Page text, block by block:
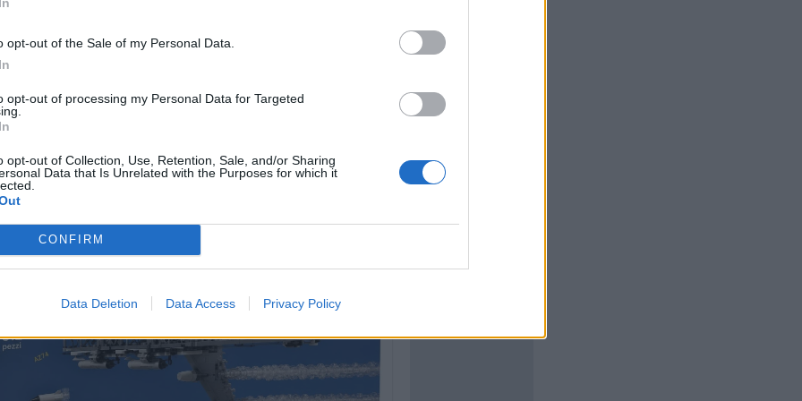
opt-out of the Sale of my Personal Data.
opt-out of processing my Personal Data for Targeted
opt-out of Collection, Use, Retention, Sale, and/or Sharing
Data that Is Unrelated with the Purposes for which it
CONFIRM
Data Deletion Data Access Privacy Policy
Potiomkin livello 12
1 Giugno